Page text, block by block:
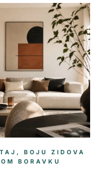
BOJU ZIDOVA
BORAVKU